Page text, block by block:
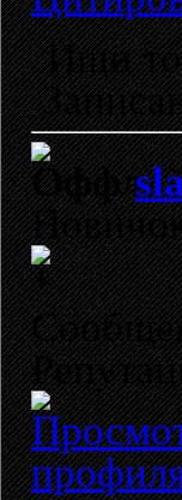
Ищи